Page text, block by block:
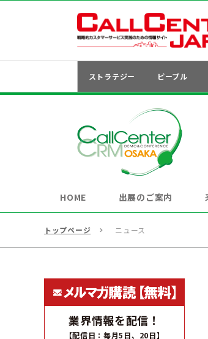
ストラテジー ピープル
HOME 出展のご案内
トップページ ニュース
業界情報を配信！
【配信日：毎月5日、20日】